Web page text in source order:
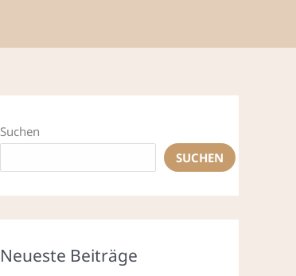
Suchen
SUCHEN
Neueste Beiträge